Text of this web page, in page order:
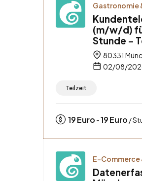
Gastronomie
(m/w/d)
Stunde –
80331
02/08/
Teilzeit
19Euro -19Euro /
E-Commerce